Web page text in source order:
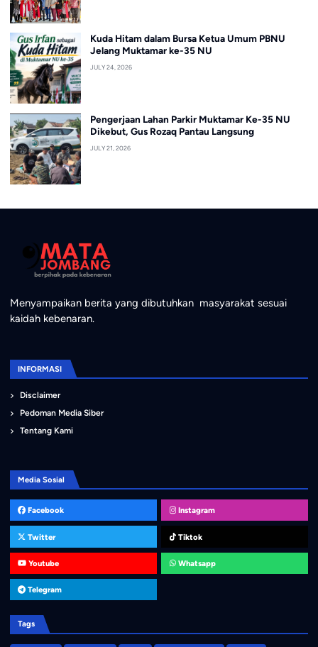
Kuda Hitam dalam Bursa Ketua Umum PBNU
Jelang Muktamar ke-35 NU
JULY 24, 2026
Pengerjaan Lahan Parkir Muktamar Ke-35 NU
Dikebut, Gus Rozaq Pantau Langsung
JULY 21, 2026
Menyampaikan berita yang dibutuhkan masyarakat sesuai
kaidah kebenaran.
INFORMASI
Disclaimer
Pedoman Media Siber
Tentang Kami
Media Sosial
Facebook Instagram
Twitter Tiktok
Youtube Whatsapp
Telegram
Tags